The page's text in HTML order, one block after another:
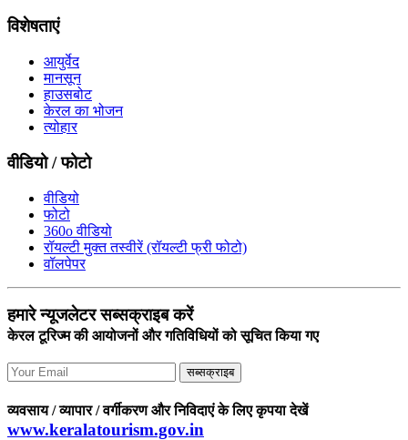
विशेषताएं
आयुर्वेद
मानसून
हाउसबोट
केरल का भोजन
त्योहार
वीडियो / फोटो
वीडियो
फोटो
360o वीडियो
रॉयल्टी मुक्त तस्वीरें (रॉयल्टी फ्री फोटो)
वॉलपेपर
हमारे न्यूजलेटर सब्सक्राइब करें
केरल टूरिज्म की आयोजनों और गतिविधियों को सूचित किया गए
सब्सक्राइब
व्यवसाय / व्यापार / वर्गीकरण और निविदाएं के लिए कृपया देखें
www.keralatourism.gov.in